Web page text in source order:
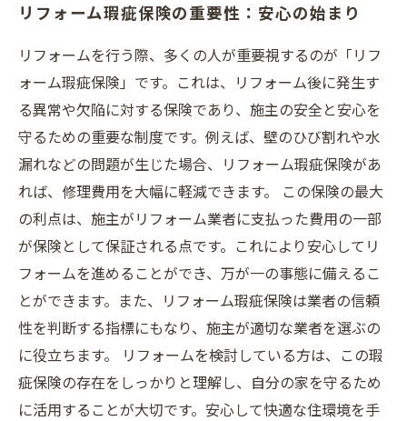
リフォーム瑕疵保険を活用した、安全な暮らし
の実現
リフォーム瑕疵保険の重要性：安心の始まり
リフォームを行う際、多くの人が重要視するのが「リフ
ォーム瑕疵保険」です。これは、リフォーム後に発生す
る異常や欠陥に対する保険であり、施主の安全と安心を
守るための重要な制度です。例えば、壁のひび割れや水
漏れなどの問題が生じた場合、リフォーム瑕疵保険があ
れば、修理費用を大幅に軽減できます。 この保険の最大
の利点は、施主がリフォーム業者に支払った費用の一部
が保険として保証される点です。これにより安心してリ
フォームを進めることができ、万が一の事態に備えるこ
とができます。また、リフォーム瑕疵保険は業者の信頼
性を判断する指標にもなり、施主が適切な業者を選ぶの
に役立ちます。 リフォームを検討している方は、この瑕
疵保険の存在をしっかりと理解し、自分の家を守るため
に活用することが大切です。安心して快適な住環境を手